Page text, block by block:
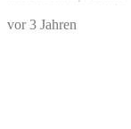
vor 3 Jahren